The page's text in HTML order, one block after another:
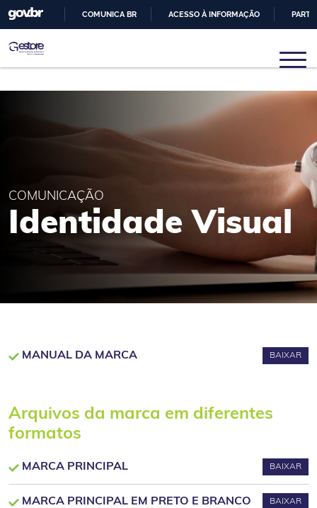
O
COMUNICA BR ACESSO À INFORMAÇÃO
Gestore
Núcleo de Pesquisas em Sistemas e Gestão de
COMUNICAÇÃO
Identidade Visual
MANUAL DA MARCA BAIXAR
Arquivos da marca em diferentes
formatos
MARCA PRINCIPAL BAIXAR
MARCA PRINCIPAL EM PRETO E BRANCO BAIXAR